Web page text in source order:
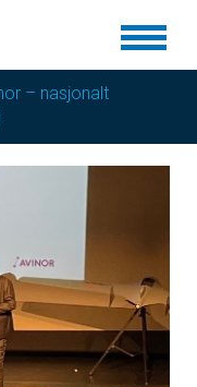
– nasjonalt